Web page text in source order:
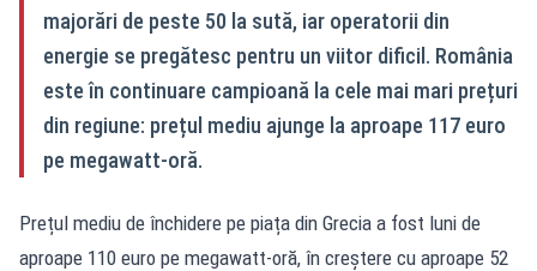
majorări de peste 50 la sută, iar operatorii din
energie se pregătesc pentru un viitor dificil. România
este în continuare campioană la cele mai mari prețuri
din regiune: prețul mediu ajunge la aproape 117 euro
pe megawatt-oră.
Prețul mediu de închidere pe piața din Grecia a fost luni de
aproape 110 euro pe megawatt-oră, în creștere cu aproape 52